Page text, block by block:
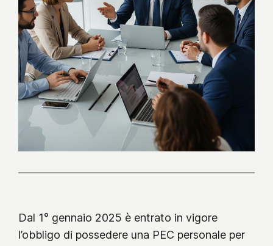
Dal 1° gennaio 2025 è entrato in vigore
l’obbligo di possedere una PEC personale per